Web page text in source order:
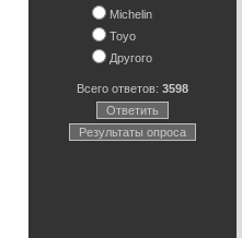
Michelin
Toyo
Другого
Всего ответов: 3598
Ответить
Результаты опроса